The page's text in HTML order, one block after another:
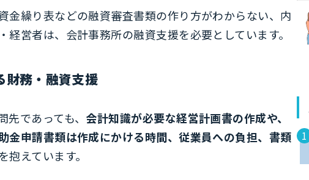
金繰り表などの融資審査書類の作り方がわからない、内
経営者は、会計事務所の融資支援を必要としています。
財務・融資支援
であっても、 会計知識が必要な経営計画書の作成や、
金申請書類は作成にかける時間、従業員への負担、書類
抱えています。